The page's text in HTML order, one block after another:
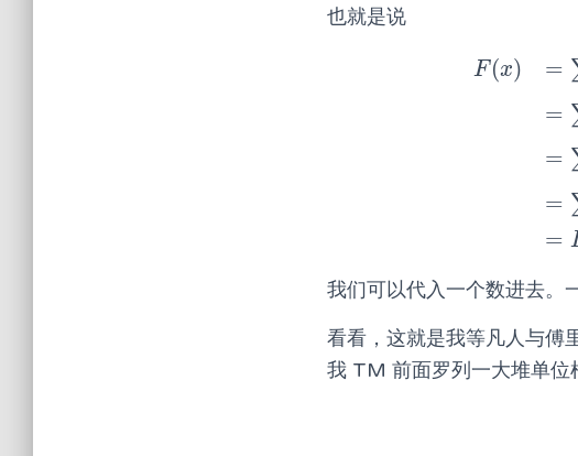
也就是说
F(x) =
=
=
=
=
=0 n
我们可以代入一个数进去。
看看，这就是我等凡人与傅
我 TM 前面罗列一大堆单位